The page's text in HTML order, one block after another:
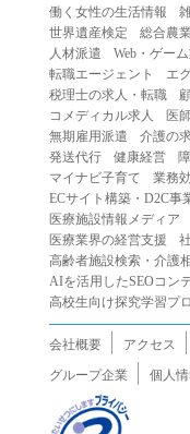
バシー、その他の権
（４）当社または第
（５）当社または第
（６）営利を目的と
（７）政治・選挙・
（８）本サービスの
（９）法令違反、犯
（１０）暴力的な要
当な要求行為
（１１）その他当社
２.当社は、前項の
の提供を停止または
第５条（免責）
１.当社は、本サー
三者の情報提供行為
働く女性の生活情報
世界遺産検定
総合農
人材派遣
Web・ゲー
転職エージェント
エ
税理士の求人・転職
コメディカル求人
医
無期雇用派遣
介護の
発送代行
健康経営
マイナビ子育て
業務
ECサイト構築・D2C事
医療施設情報メディア
医療業界の経営支援
高齢者施設検索・介護
AIを活用したSEOコン
高校生向け探究学習プ
会社概要 アクセス
グループ企業
個人